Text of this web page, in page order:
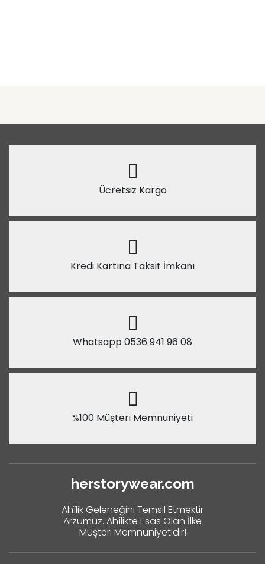
Ücretsiz Kargo
Kredi Kartına Taksit İmkanı
Whatsapp 0536 941 96 08
%100 Müşteri Memnuniyeti
herstorywear.com
Ahîlik Geleneğini Temsil Etmektir
Arzumuz. Ahîlikte Esas Olan İlke
Müşteri Memnuniyetidir!